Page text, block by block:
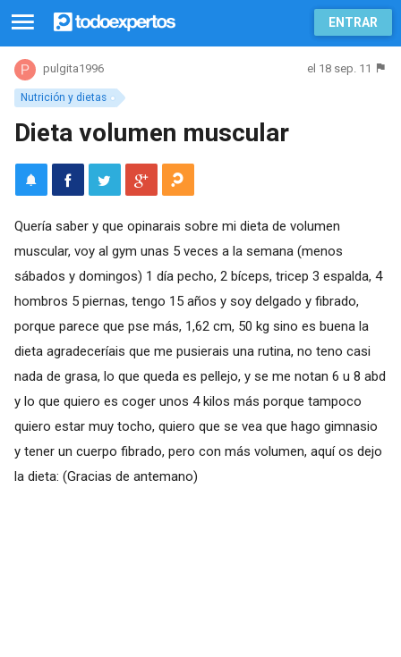
ENTRAR
Nutrición y dietas
pulgita1996 el 18 sep. 11
Dieta volumen muscular
Quería saber y que opinarais sobre mi dieta de volumen
muscular, voy al gym unas 5 veces a la semana (menos
sábados y domingos) 1 día pecho, 2 bíceps, tricep 3 espalda, 4
hombros 5 piernas, tengo 15 años y soy delgado y fibrado,
porque parece que pse más, 1,62 cm, 50 kg sino es buena la
dieta agradeceríais que me pusierais una rutina, no teno casi
nada de grasa, lo que queda es pellejo, y se me notan 6 u 8 abd
y lo que quiero es coger unos 4 kilos más porque tampoco
quiero estar muy tocho, quiero que se vea que hago gimnasio
y tener un cuerpo fibrado, pero con más volumen, aquí os dejo
la dieta: (Gracias de antemano)